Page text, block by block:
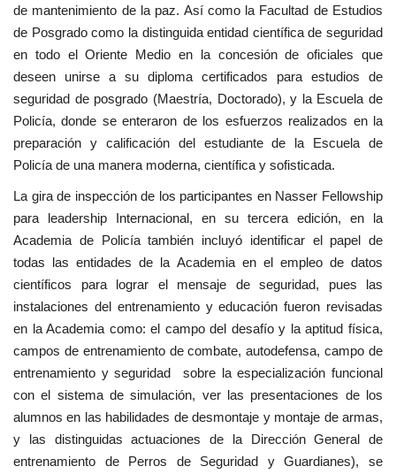
de mantenimiento de la paz. Así como la Facultad de Estudios
de Posgrado como la distinguida entidad científica de seguridad
en todo el Oriente Medio en la concesión de oficiales que
deseen unirse a su diploma certificados para estudios de
seguridad de posgrado (Maestría, Doctorado), y la Escuela de
Policía, donde se enteraron de los esfuerzos realizados en la
preparación y calificación del estudiante de la Escuela de
Policía de una manera moderna, científica y sofisticada.
La gira de inspección de los participantes en Nasser Fellowship
para leadership Internacional, en su tercera edición, en la
Academia de Policía también incluyó identificar el papel de
todas las entidades de la Academia en el empleo de datos
científicos para lograr el mensaje de seguridad, pues las
instalaciones del entrenamiento y educación fueron revisadas
en la Academia como: el campo del desafío y la aptitud física,
campos de entrenamiento de combate, autodefensa, campo de
entrenamiento y seguridad sobre la especialización funcional
con el sistema de simulación, ver las presentaciones de los
alumnos en las habilidades de desmontaje y montaje de armas,
y las distinguidas actuaciones de la Dirección General de
entrenamiento de Perros de Seguridad y Guardianes), se